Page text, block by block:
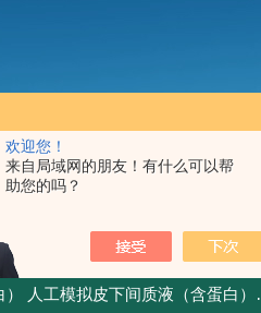
欢迎您！
来自局域网的朋友！有什么可以帮
助您的吗？
人工模拟皮下间质液（含蛋白）